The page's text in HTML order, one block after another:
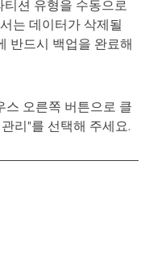
션 유형을 수동으로
는 데이터가 삭제될
반드시 백업을 완료해
스 오른쪽 버튼으로 클
리"를 선택해 주세요.